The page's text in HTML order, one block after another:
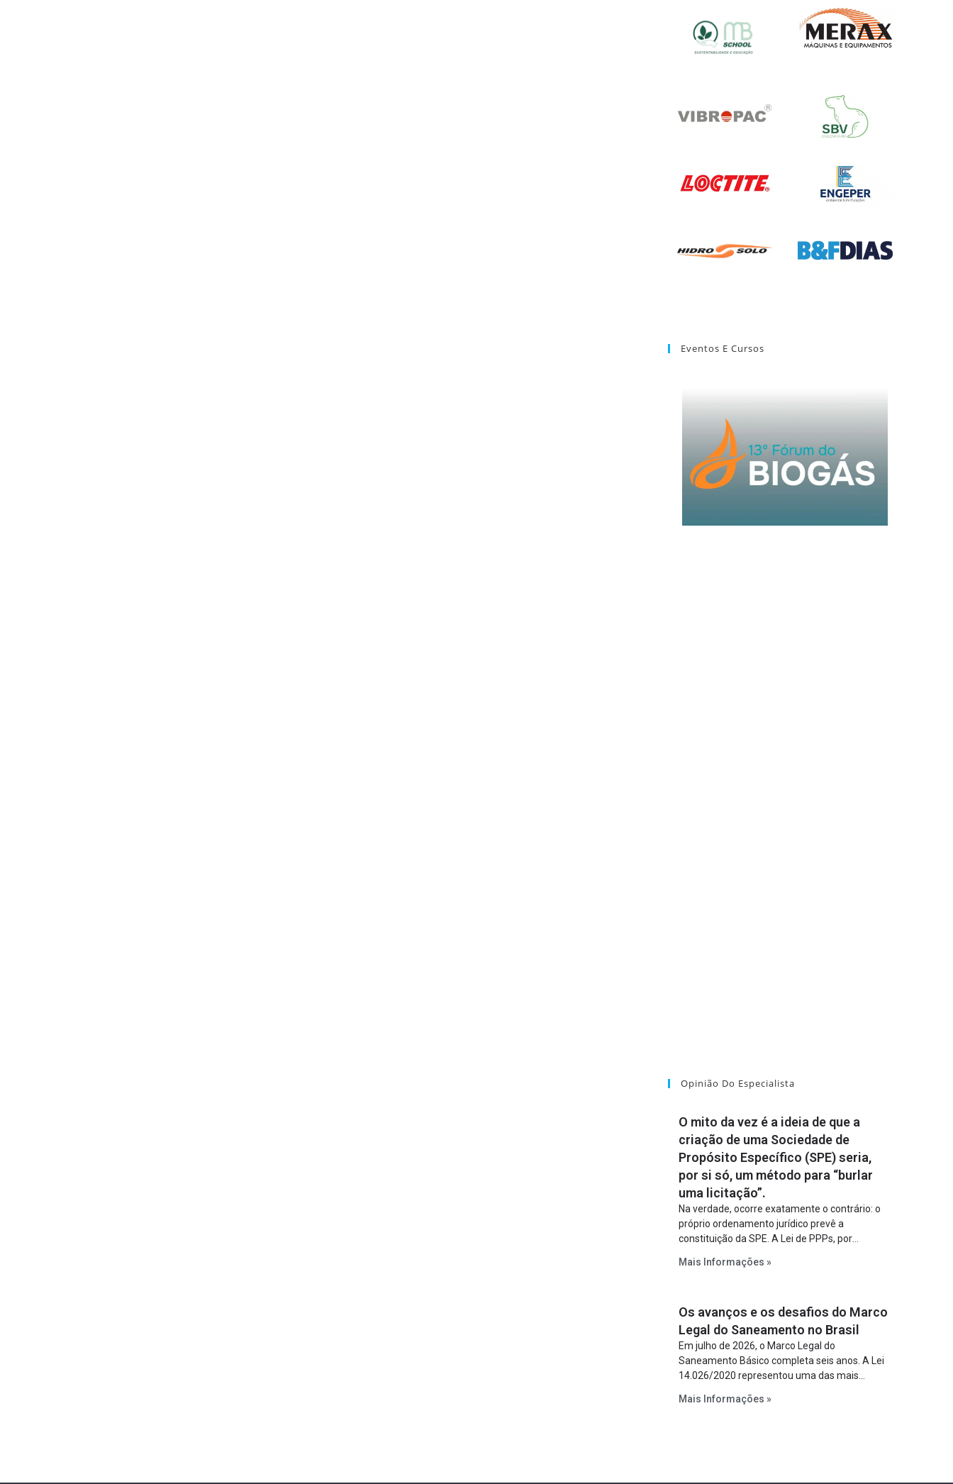
Eventos E Cursos
Opinião Do Especialista
O mito da vez é a ideia de que a
criação de uma Sociedade de
Propósito Específico (SPE) seria,
por si só, um método para “burlar
uma licitação”.
Na verdade, ocorre exatamente o contrário: o
próprio ordenamento jurídico prevê a
constituição da SPE. A Lei de PPPs, por
constitua uma SPE para implantar e gerir o
Lei de Concessões, a figura é facultativa e
sujeita a uma escolha racional de projeto a
projeto.
Mais Informações »
Os avanços e os desafios do Marco
Legal do Saneamento no Brasil
Em julho de 2026, o Marco Legal do
Saneamento Básico completa seis anos. A Lei
14.026/2020 representou uma das mais
estabelecer metas claras para a
mecanismos voltados à segurança jurídica dos
Mais Informações »